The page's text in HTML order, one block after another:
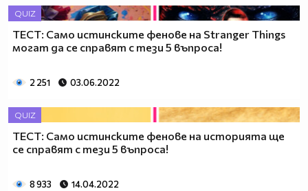
QUIZ
ТЕСТ: Само истинските фенове на Stranger Things
могат да се справят с тези 5 въпроса!
2 251 03.06.2022
QUIZ
ТЕСТ: Само истинските фенове на историята ще
се справят с тези 5 въпроса!
8 933 14.04.2022